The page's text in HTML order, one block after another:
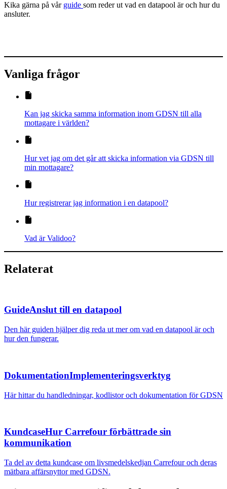
Kika gärna på vår guide som reder ut vad en datapool är och hur du
ansluter.
Vanliga frågor
Kan jag skicka samma information inom GDSN till alla
mottagare i världen?
Hur vet jag om det går att skicka information via GDSN till
min mottagare?
Hur registrerar jag information i en datapool?
Vad är Validoo?
Relaterat
GuideAnslut till en datapool
Den här guiden hjälper dig reda ut mer om vad en datapool är och
hur den fungerar.
DokumentationImplementeringsverktyg
Här hittar du handledningar, kodlistor och dokumentation för GDSN
KundcaseHur Carrefour förbättrade sin
kommunikation
Ta del av detta kundcase om livsmedelskedjan Carrefour och deras
mätbara affärsnyttor med GDSN.